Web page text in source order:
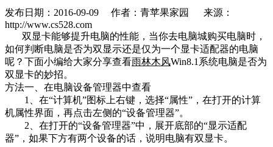
发布日期：2016-09-09 作者：青苹果家园
来源：
http://www.cs528.com
双显卡能够提升电脑的性能，当你去电脑城购买电脑时，
如何判断电脑是否为双显示还是仅为一个显卡适配器的电脑
呢？下面小编给大家分享查看雨林木风Win8.1系统电脑是否为
双显卡的妙招。
方法一、在电脑设备管理器中查看
1、在“计算机”图标上右键，选择“属性”，在打开的计算
机属性界面，再点击左侧的“设备管理器”。
2、在打开的“设备管理器”中，展开底部的“显示适配
器”，如果下方有两个设备的话，说明电脑有双显卡。